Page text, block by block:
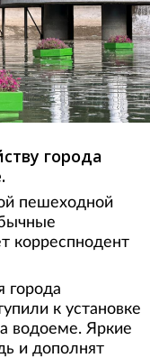
города
пешеходной
корреспнодент
города
к установке
водоеме. Яркие
и дополнят